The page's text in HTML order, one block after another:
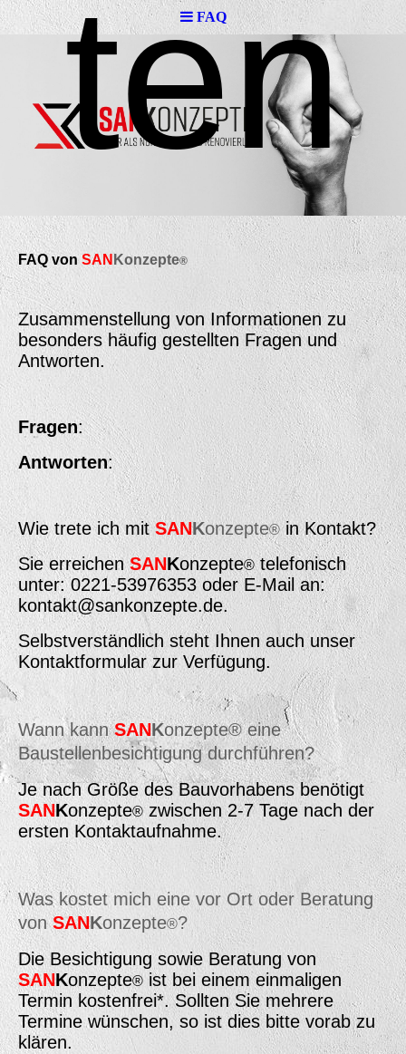
FAQ
ten
FAQ vonSAN Konzepte®
Zusammenstellung von Informationen zu
besonders häufig gestellten Fragen und
Antworten.
Fragen:
Antworten:
Wie trete ich mitSANKonzepte® in Kontakt?
Sie erreichenSANKonzepte®telefonisch
unter: 0221-53976353 oder E-Mail an:
kontakt@sankonzepte.de.
Selbstverständlich steht Ihnen auch unser
Kontaktformular zur Verfügung.
Wann kannSANKonzepte® eine
Baustellenbesichtigung durchführen?
Je nach Größe des Bauvorhabens benötigt
SANKonzepte®zwischen 2-7 Tage nach der
ersten Kontaktaufnahme.
Was kostet mich eine vor Ort oder Beratung
vonSANKonzepte®?
Die Besichtigung sowie Beratung von
SANKonzepte® ist bei einem einmaligen
Termin kostenfrei*. Sollten Sie mehrere
Termine wünschen, so ist dies bitte vorab zu
klären.